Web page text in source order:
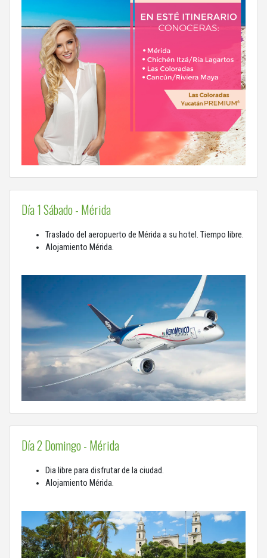
Día 1 Sábado - Mérida
Traslado del aeropuerto de Mérida a su hotel. Tiempo libre.
Alojamiento Mérida.
Día 2 Domingo - Mérida
Dia libre para disfrutar de la ciudad.
Alojamiento Mérida.